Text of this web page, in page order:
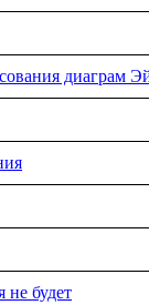
диаграм
не будет